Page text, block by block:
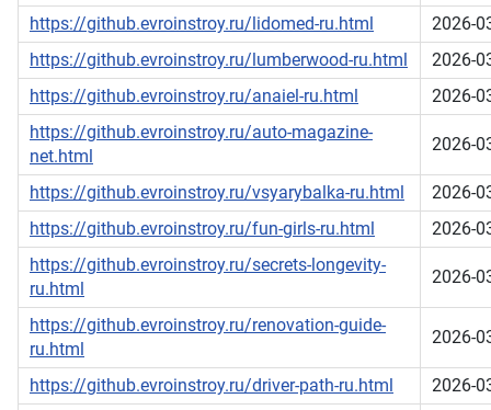
https://github.evroinstroy.ru/lidomed-ru.html
2026-
https://github.evroinstroy.ru/lumberwood-ru.html
2026-
https://github.evroinstroy.ru/anaiel-ru.html
2026-
https://github.evroinstroy.ru/auto-magazine-
net.html
2026-
https://github.evroinstroy.ru/vsyarybalka-ru.html
2026-
https://github.evroinstroy.ru/fun-girls-ru.html
2026-
https://github.evroinstroy.ru/secrets-longevity-
ru.html
2026-
https://github.evroinstroy.ru/renovation-guide-
ru.html
2026-
https://github.evroinstroy.ru/driver-path-ru.html
2026-